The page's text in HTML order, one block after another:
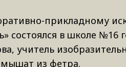
прикладному
состоялся в школе
учитель
из фетра.